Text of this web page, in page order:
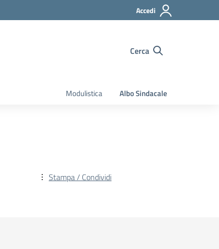
Accedi
Cerca
Modulistica Albo Sindacale
Stampa / Condividi